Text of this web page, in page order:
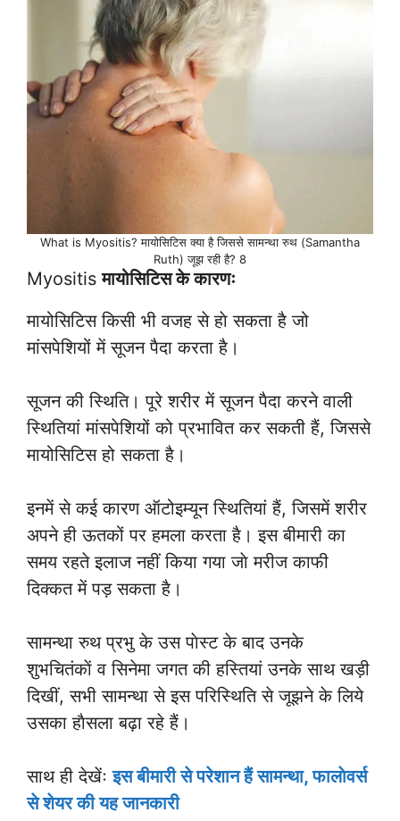
What is Myositis? मायोसिटिस क्या है जिससे सामन्था रुथ (Samantha
Ruth) जूझ रही है? 8
Myositisमायोसिटिस के कारणः
मायोसिटिस किसी भी वजह से हाे सकता है जो
मांसपेशियों में सूजन पैदा करता है।
सूजन की स्थिति। पूरे शरीर में सूजन पैदा करने वाली
स्थितियां मांसपेशियों को प्रभावित कर सकती हैं, जिससे
मायोसिटिस हो सकता है।
इनमें से कई कारण ऑटोइम्यून स्थितियां हैं, जिसमें शरीर
अपने ही ऊतकों पर हमला करता है। इस बीमारी का
समय रहते इलाज नहीं किया गया जाे मरीज काफी
दिक्कत में पड़ सकता है।
सामन्था रुथ प्रभु के उस पाेस्ट के बाद उनके
शुभचितंकाें व सिनेमा जगत की हस्तियां उनके साथ खड़ी
दिखीं, सभी सामन्था से इस परिस्थिति से जूझने के लिये
उसका हाैसला बढ़ा रहे हैं।
साथ ही देखेंःइस बीमारी से परेशान हैं सामन्था, फालाेवर्स
से शेयर की यह जानकारी